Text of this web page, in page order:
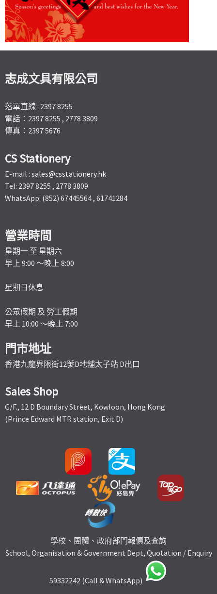
志成文具有限公司
落單直線 : 2397 8255
電話：2397 8255 , 2778 3809
傳真：2397 5676
CS Stationery
E-mail : sales@csstationery.hk
Tel: 2397 8255 , 2778 3809
WhatsApp: (852) 67445564 , 61741284
營業時間
星期一 至 星期六
早上 9:00 ～晚上 8:00
星期日休息
公眾假期 及 勞工假期
早上 10:00 ～晚上 7:00
門市地址
香港九龍界限街12號D地舖太子站 D出口
Sales Shop
G/F., 12 D Boundary Street, Kowloon, Hong Kong
(Prince Edward MTR station, Exit D)
學校、團體、政府部門報價及查詢
School, Organisation & Government Dept, Quotation / Enquiry
59332242 (Call & WhatsApp)